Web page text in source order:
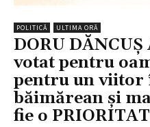
POLITICĂ ULTIMA ORĂ
DORU
votat pentru
pentru un viitor
băimărean și
fie o